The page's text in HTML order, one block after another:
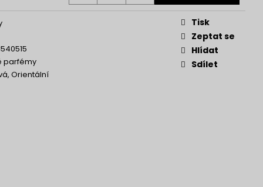
parfémy
Orientální
Tisk
Zeptat se
Hlídat
Sdílet